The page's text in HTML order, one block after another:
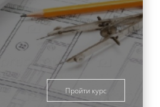
Пройти курс